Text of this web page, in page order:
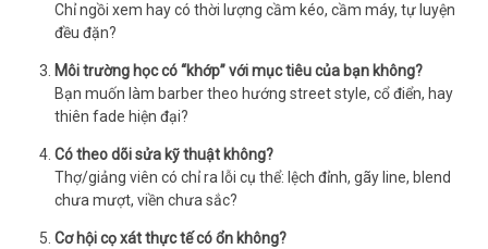
Chỉ ngồi xem hay có thời lượng cầm kéo, cầm máy, tự luyện
đều đặn?
Môi trường học có “khớp” với mục tiêu của bạn không?
Bạn muốn làm barber theo hướng street style, cổ điển, hay
thiên fade hiện đại?
Có theo dõi sửa kỹ thuật không?
Thợ/giảng viên có chỉ ra lỗi cụ thể: lệch đỉnh, gãy line, blend
chưa mượt, viền chưa sắc?
Cơ hội cọ xát thực tế có ổn không?